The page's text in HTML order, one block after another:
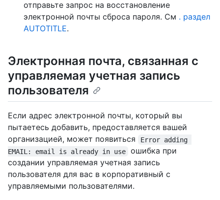
отправьте запрос на восстановление
электронной почты сброса пароля. См . раздел
AUTOTITLE.
Электронная почта, связанная с
управляемая учетная запись
пользователя
Если адрес электронной почты, который вы
пытаетесь добавить, предоставляется вашей
организацией, может появиться
Error adding
EMAIL: email is already in use
ошибка при
создании управляемая учетная запись
пользователя для вас в корпоративный с
управляемыми пользователями.